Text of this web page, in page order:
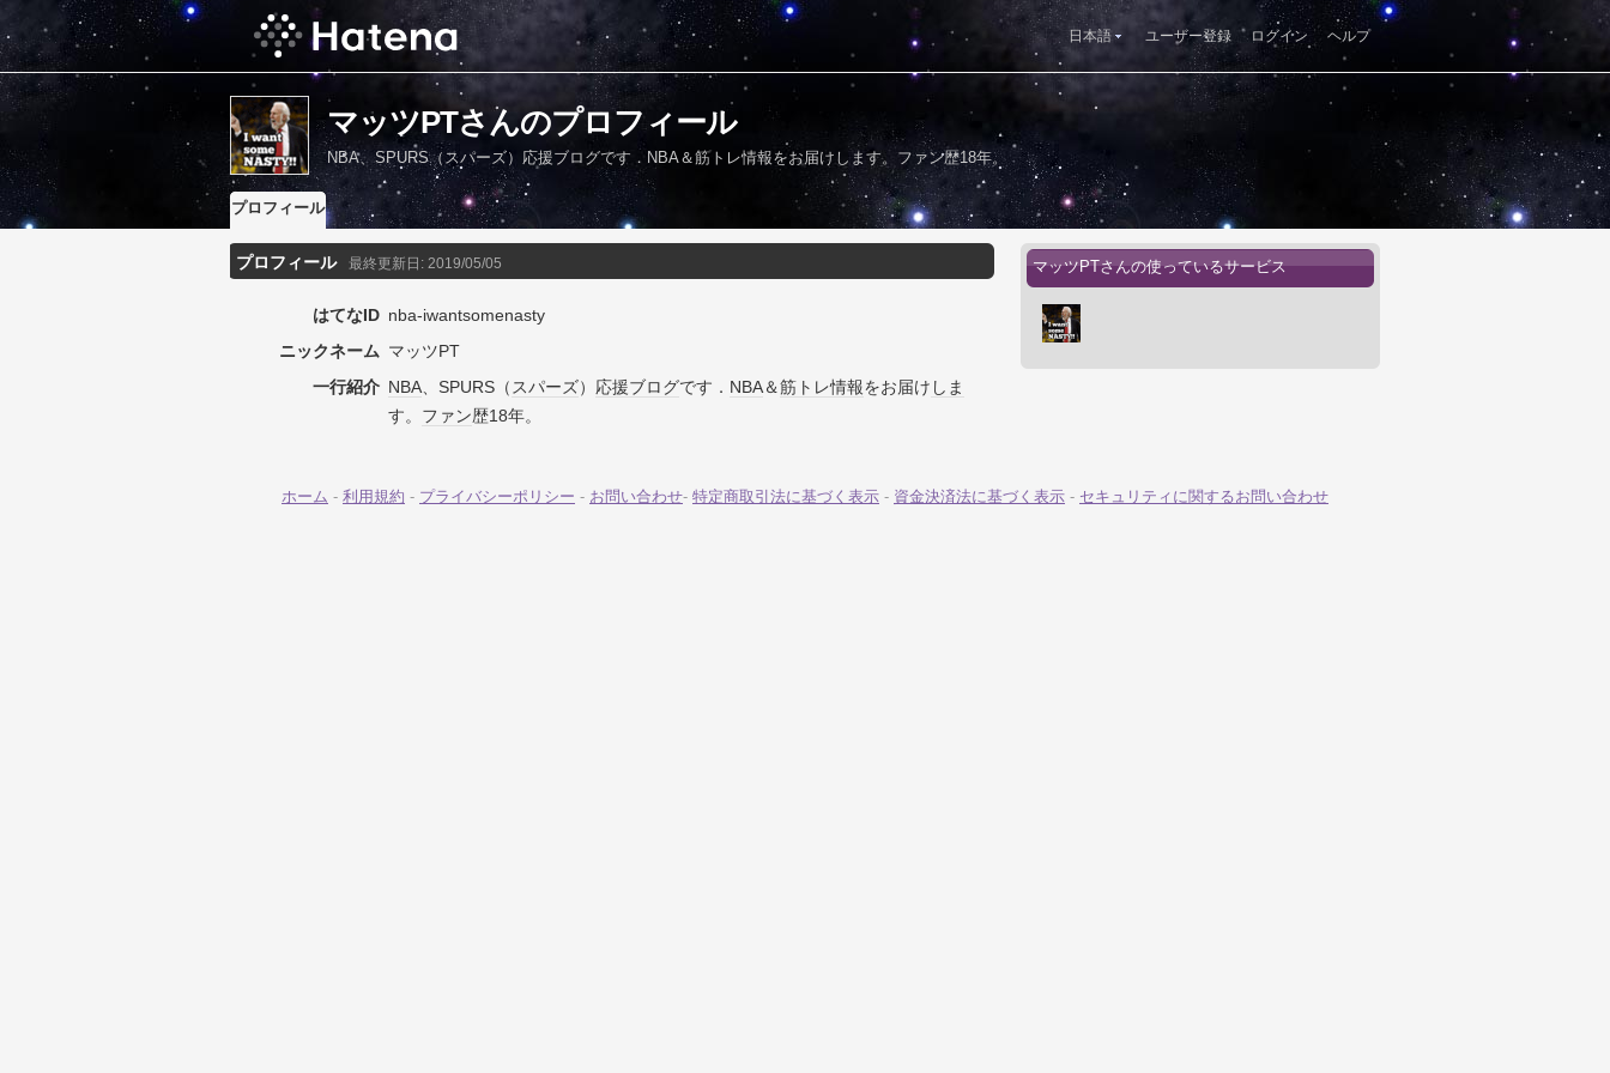
日本語 ユーザー登録 ログイン ヘルプ
マッツPTさんのプロフィール
NBA、SPURS（スパーズ）応援ブログです．NBA＆筋トレ情報をお届けします。ファン歴18年。
プロフィール
プロフィール 最終更新日: 2019/05/05
はてなID nba-iwantsomenasty
ニックネーム マッツPT
一行紹介 NBA、SPURS（スパーズ） 応援ブログです． NBA＆筋トレ情報をお届け しま
す。 ファン歴18年。
マッツPTさんの使っているサービス
ホーム - 利用規約 - プライバシーポリシー - お問い合わせ- 特定商取引法に基づく表示 - 資金決済法に基づく表示 - セキュリティに関するお問い合わせ